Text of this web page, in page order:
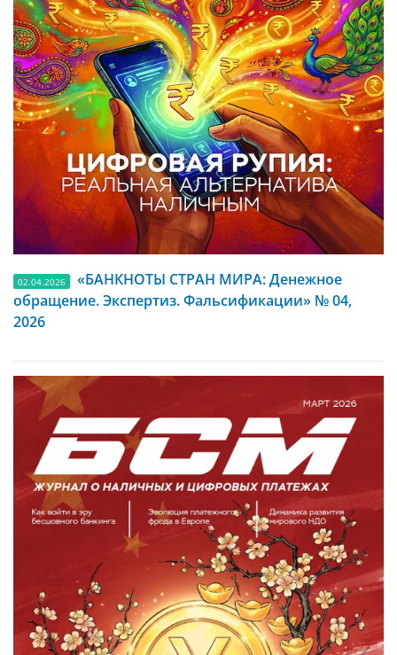
02.04.2026
«БАНКНОТЫ СТРАН МИРА: Денежное
обращение. Экспертиз. Фальсификации» № 04,
2026